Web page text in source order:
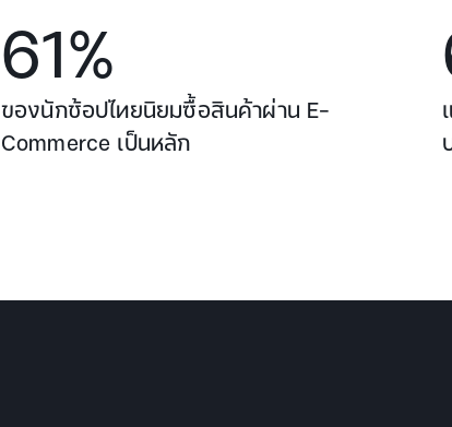
61%
ของนักช้อปไทยนิยมซื้อสินค้าผ่าน E-
Commerce เป็นหลัก